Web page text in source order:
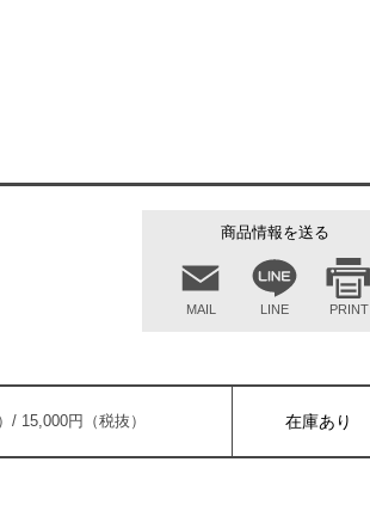
商品情報を送る
MAIL LINE PRINT
/ 15,000円（税抜） 在庫あり